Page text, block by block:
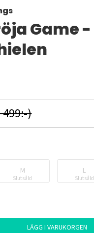
Game -
)
M
Slutsåld
L
Slutsåld
LÄGG I VARUKORGEN